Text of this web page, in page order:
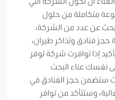
متكاملة من حلول
عن عدد من الشركة،
فنادق وتذاكر طيران،
إذا توافرت شركة توفر
نفسك عناء البحث
ستضمن حجز الفنادق في
وستتأكد من توافر